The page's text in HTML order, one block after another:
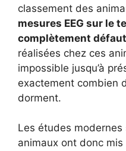
classement des
mesures EEG sur le
complètement défaut
réalisées chez ces
impossible jusqu’à
exactement combien
dorment.
Les études modernes
animaux ont donc mis